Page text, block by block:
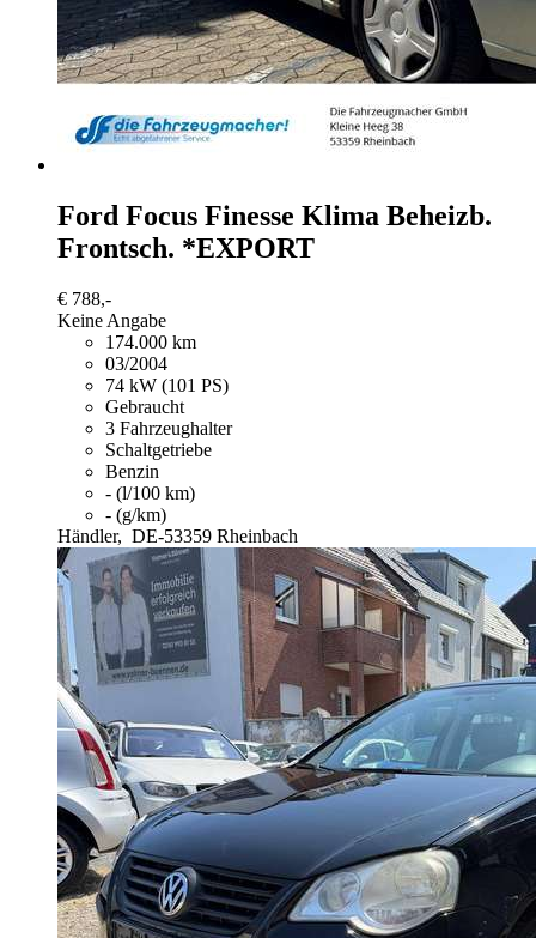
Ford Focus Finesse Klima Beheizb.
Frontsch. *EXPORT
€ 788,-
Keine Angabe
174.000 km
03/2004
74 kW (101 PS)
Gebraucht
3 Fahrzeughalter
Schaltgetriebe
Benzin
- (l/100 km)
- (g/km)
Händler, DE-53359 Rheinbach